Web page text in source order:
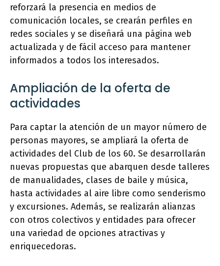
reforzará la presencia en medios de
comunicación locales, se crearán perfiles en
redes sociales y se diseñará una página web
actualizada y de fácil acceso para mantener
informados a todos los interesados.
Ampliación de la oferta de
actividades
Para captar la atención de un mayor número de
personas mayores, se ampliará la oferta de
actividades del Club de los 60. Se desarrollarán
nuevas propuestas que abarquen desde talleres
de manualidades, clases de baile y música,
hasta actividades al aire libre como senderismo
y excursiones. Además, se realizarán alianzas
con otros colectivos y entidades para ofrecer
una variedad de opciones atractivas y
enriquecedoras.